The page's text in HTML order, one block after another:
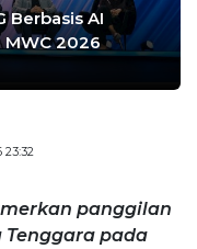
Berbasis AI
2026
23:32
panggilan
Tenggara pada